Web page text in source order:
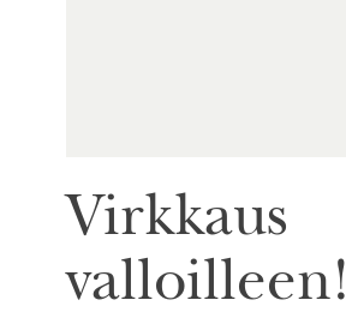
Virkkaus
valloilleen!